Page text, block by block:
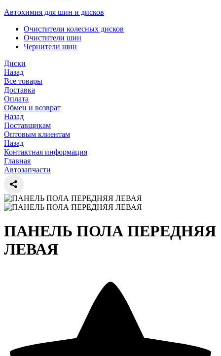
Автохимия для шин и дисков
Очистители колесных дисков
Очистители шин
Чернители шин
Диски
Назад
Все товары
Доставка
Оплата
Обмен и возврат
Назад
Поставщикам
Оптовым клиентам
Назад
Контактная информация
Главная
Автозапчасти
ПАНЕЛЬ ПОЛА ПЕРЕДНЯЯ
ЛЕВАЯ